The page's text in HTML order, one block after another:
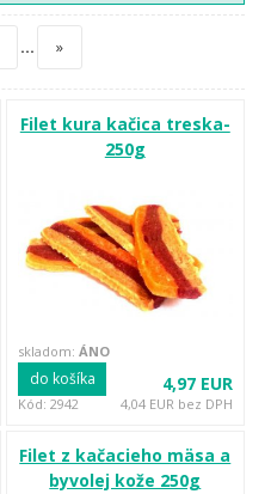
… »
Filet kura kačica treska-
250g
Kód: 2942
skladom: ÁNO
4,97 EUR
4,04 EUR bez DPH
do košíka
Filet z kačacieho mäsa a
byvolej kože 250g